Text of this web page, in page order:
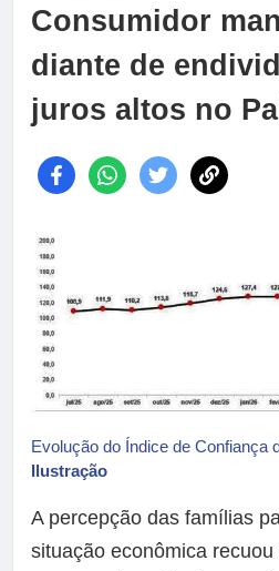
Consumidor
diante de
juros altos no
Evolução do Índice de Confiança
Ilustração
A percepção das famílias
situação econômica